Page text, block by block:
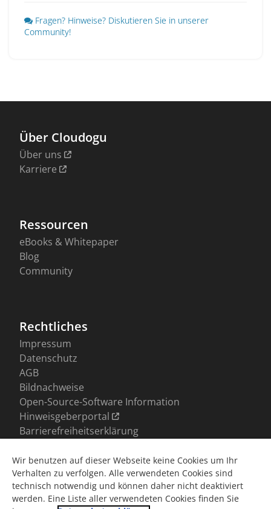
Fragen? Hinweise? Diskutieren Sie in unserer
Community!
Wir benutzen auf dieser Webseite keine Cookies um Ihr
Verhalten zu verfolgen. Alle verwendeten Cookies sind
technisch notwendig und können daher nicht deaktiviert
werden. Eine Liste aller verwendeten Cookies finden Sie